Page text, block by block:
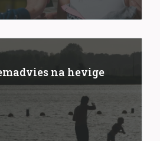
na hevige